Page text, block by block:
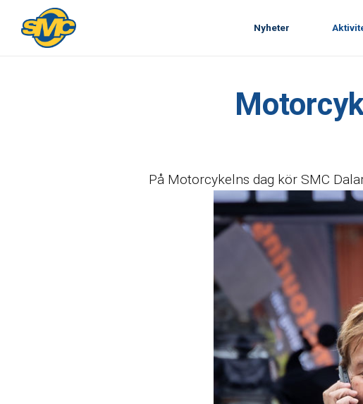
Nyheter
På Motorcykelns dag kör SMC